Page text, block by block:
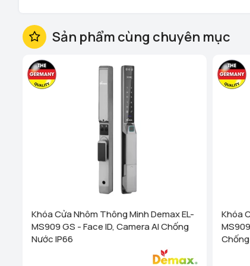
Sản phẩm cùng chuyên mục
Khóa Cửa Nhôm Thông Minh Demax EL-
MS909 GS - Face ID, Camera AI Chống
Nước IP66
Khóa
MS909 GS -